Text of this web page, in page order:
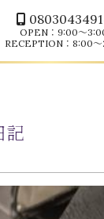
OPEN：9:00～
RECEPTION：8:00
記